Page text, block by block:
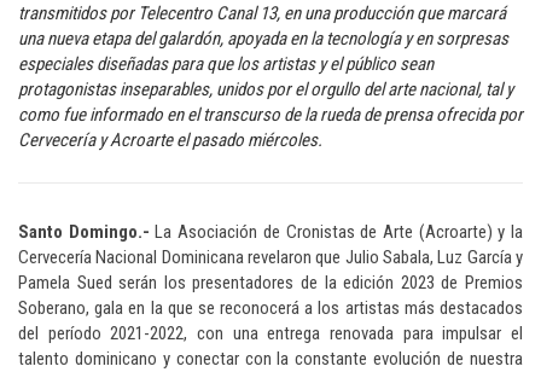
transmitidos por Telecentro Canal 13, en una producción que marcará
una nueva etapa del galardón, apoyada en la tecnología y en sorpresas
especiales diseñadas para que los artistas y el público sean
protagonistas inseparables, unidos por el orgullo del arte nacional, tal y
como fue informado en el transcurso de la rueda de prensa ofrecida por
Cervecería y Acroarte el pasado miércoles.
Santo Domingo.- La Asociación de Cronistas de Arte (Acroarte) y la
Cervecería Nacional Dominicana revelaron que Julio Sabala, Luz García y
Pamela Sued serán los presentadores de la edición 2023 de Premios
Soberano, gala en la que se reconocerá a los artistas más destacados
del período 2021-2022, con una entrega renovada para impulsar el
talento dominicano y conectar con la constante evolución de nuestra